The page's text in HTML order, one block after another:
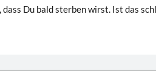
Du bald sterben wirst. Ist das